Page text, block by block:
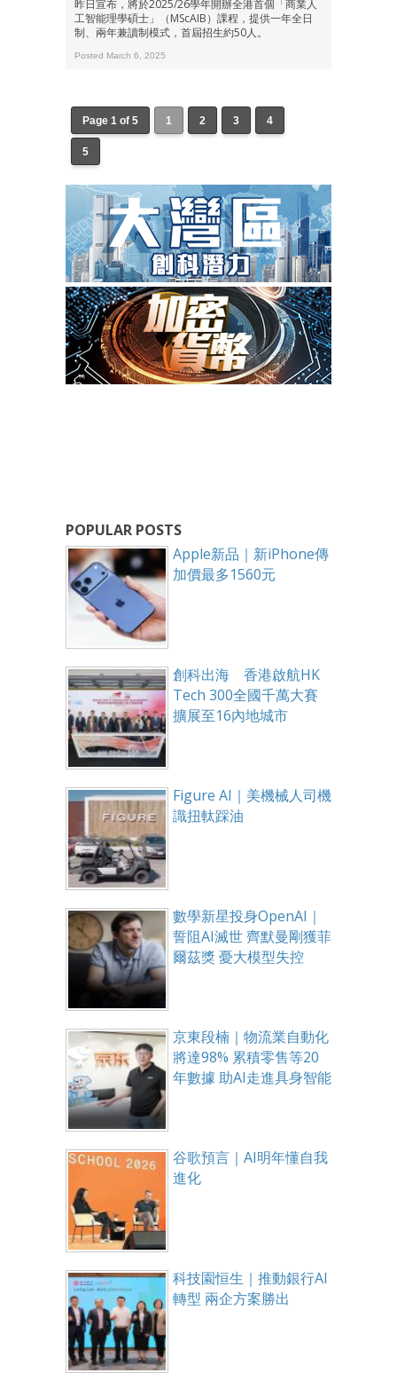
昨日宣布，將於2025/26學年開辦全港首個「商業人
工智能理學碩士」（MScAIB）課程，提供一年全日
制、兩年兼讀制模式，首屆招生約50人。
Posted March 6, 2025
Page 1 of 5 1 2 3 4
5
POPULAR POSTS
Apple新品｜新iPhone傳
加價最多1560元
創科出海 香港啟航HK
Tech 300全國千萬大賽
擴展至16內地城市
Figure AI｜美機械人司機
識扭軚踩油
數學新星投身OpenAI｜
誓阻AI滅世 齊默曼剛獲菲
爾茲獎 憂大模型失控
京東段楠｜物流業自動化
將達98% 累積零售等20
年數據 助AI走進具身智能
谷歌預言｜AI明年懂自我
進化
科技園恒生｜推動銀行AI
轉型 兩企方案勝出